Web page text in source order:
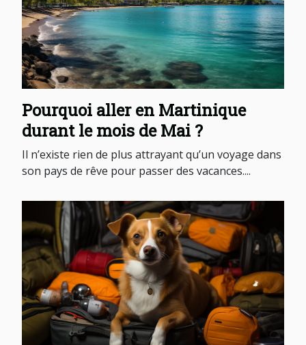
Pourquoi aller en Martinique
durant le mois de Mai ?
Il n’existe rien de plus attrayant qu’un voyage dans
son pays de rêve pour passer des vacances....